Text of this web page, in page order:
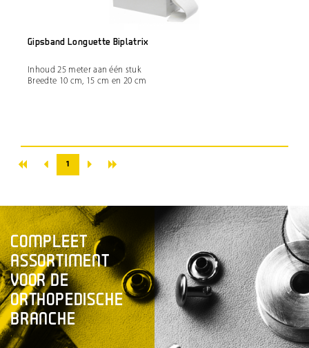
Gipsband Longuette Biplatrix
Inhoud 25 meter aan één stuk
Breedte 10 cm, 15 cm en 20 cm
« ‹ 1 › »
COMPLEET
ASSORTIMENT
VOOR DE
ORTHOPEDISCHE
BRANCHE